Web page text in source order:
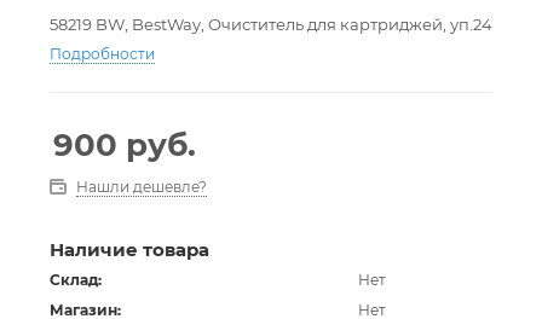
58219 BW, BestWay, Очиститель для картриджей, уп.24
Подробности
900 руб.
Нашли дешевле?
Наличие товара
Склад:
Нет
Магазин:
Нет